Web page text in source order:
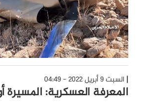
السبت 9 أبريل 2022 - 04:49
المعرفة العسكرية: المسيرة